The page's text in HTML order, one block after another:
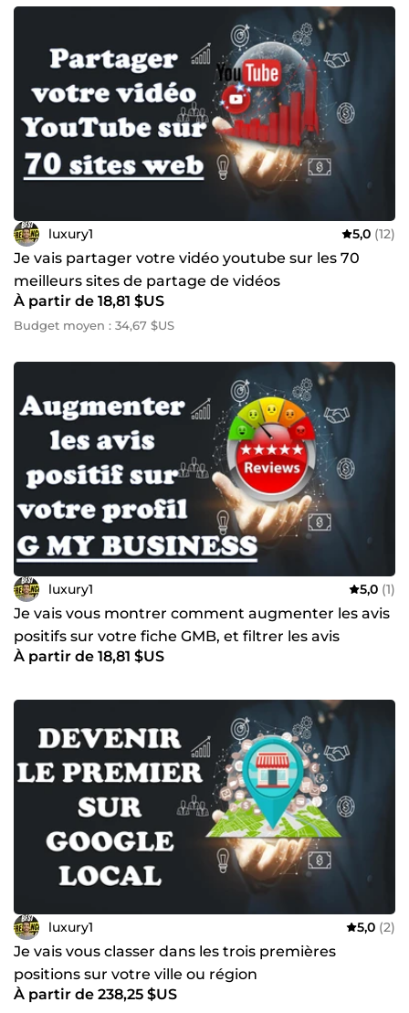
luxury1 5,0 (12)
Je vais partager votre vidéo youtube sur les 70
meilleurs sites de partage de vidéos
À partir de 18,81 $US
Budget moyen : 34,67 $US
luxury1 5,0 (1)
Je vais vous montrer comment augmenter les avis
positifs sur votre fiche GMB, et filtrer les avis
négatifs
À partir de 18,81 $US
luxury1 5,0 (2)
Je vais vous classer dans les trois premières
positions sur votre ville ou région
À partir de 238,25 $US